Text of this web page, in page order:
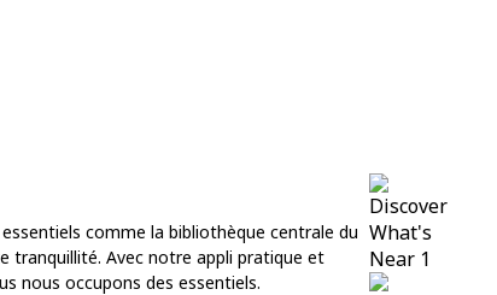
comme la bibliothèque centrale du
tranquillité. Avec notre appli pratique et
nous occupons des essentiels.